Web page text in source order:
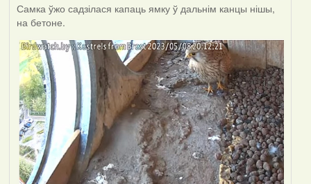
Самка ўжо садзілася капаць ямку ў дальнім канцы нішы,
на бетоне.